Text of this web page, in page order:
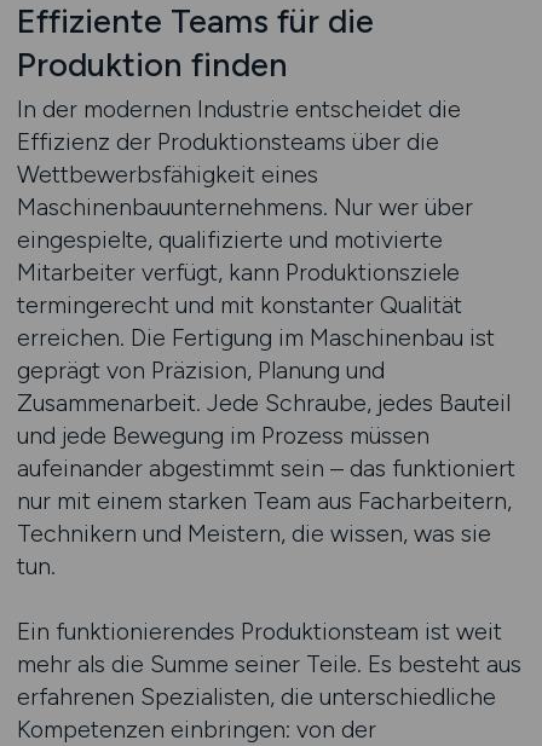
Effiziente Teams für die
Produktion finden
In der modernen Industrie entscheidet die
Effizienz der Produktionsteams über die
Wettbewerbsfähigkeit eines
Maschinenbauunternehmens. Nur wer über
eingespielte, qualifizierte und motivierte
Mitarbeiter verfügt, kann Produktionsziele
termingerecht und mit konstanter Qualität
erreichen. Die Fertigung im Maschinenbau ist
geprägt von Präzision, Planung und
Zusammenarbeit. Jede Schraube, jedes Bauteil
und jede Bewegung im Prozess müssen
aufeinander abgestimmt sein – das funktioniert
nur mit einem starken Team aus Facharbeitern,
Technikern und Meistern, die wissen, was sie
tun.
Ein funktionierendes Produktionsteam ist weit
mehr als die Summe seiner Teile. Es besteht aus
erfahrenen Spezialisten, die unterschiedliche
Kompetenzen einbringen: von der